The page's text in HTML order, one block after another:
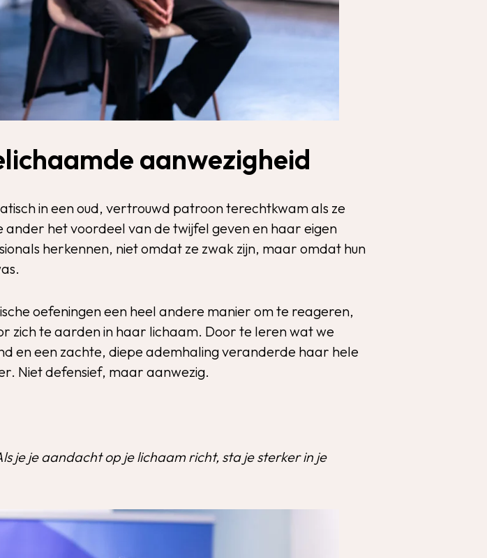
aanwezigheid
in een oud, vertrouwd patroon terechtkwam als ze
het voordeel van de twijfel geven en haar eigen
herkennen, niet omdat ze zwak zijn, maar omdat hun
oefeningen een heel andere manier om te reageren,
zich te aarden in haar lichaam. Door te leren wat we
en een zachte, diepe ademhaling veranderde haar hele
Niet defensief, maar aanwezig.
je je aandacht op je lichaam richt, sta je sterker in je